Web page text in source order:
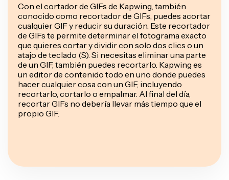
Con el cortador de GIFs de Kapwing, también
conocido como recortador de GIFs, puedes acortar
cualquier GIF y reducir su duración. Este recortador
de GIFs te permite determinar el fotograma exacto
que quieres cortar y dividir con solo dos clics o un
atajo de teclado (S). Si necesitas eliminar una parte
de un GIF, también puedes recortarlo. Kapwing es
un editor de contenido todo en uno donde puedes
hacer cualquier cosa con un GIF, incluyendo
recortarlo, cortarlo o empalmar. Al final del día,
recortar GIFs no debería llevar más tiempo que el
propio GIF.